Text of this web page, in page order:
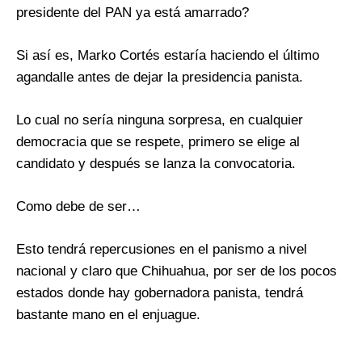
presidente del PAN ya está amarrado?
Si así es, Marko Cortés estaría haciendo el último
agandalle antes de dejar la presidencia panista.
Lo cual no sería ninguna sorpresa, en cualquier
democracia que se respete, primero se elige al
candidato y después se lanza la convocatoria.
Como debe de ser…
Esto tendrá repercusiones en el panismo a nivel
nacional y claro que Chihuahua, por ser de los pocos
estados donde hay gobernadora panista, tendrá
bastante mano en el enjuague.